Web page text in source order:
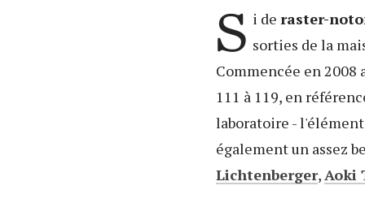
S i de raster-
sorties de la
Commencée en 2008
111 à 119, en
laboratoire -
également un assez
Lichtenberger,Aoki